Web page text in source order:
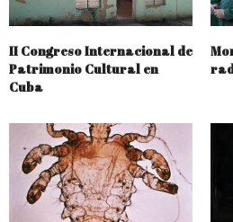
II Congreso Internacional de
Patrimonio Cultural en
Cuba